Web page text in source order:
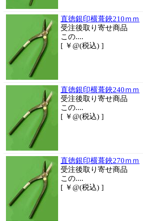
直徳銀印横葺鋏210ｍｍ
受注後取り寄せ商品
この....
[ ￥@(税込) ]
直徳銀印横葺鋏240ｍｍ
受注後取り寄せ商品
この....
[ ￥@(税込) ]
直徳銀印横葺鋏270ｍｍ
受注後取り寄せ商品
この....
[ ￥@(税込) ]